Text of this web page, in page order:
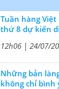
Tuần hàng
thứ 8 dự kiến
12h06 | 24/07/
Những bản
không chỉ bình